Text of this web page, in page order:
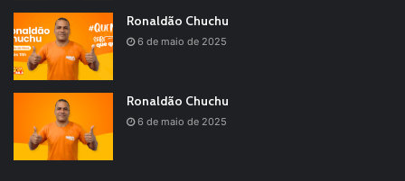
Ronaldão Chuchu
6 de maio de 2025
Ronaldão Chuchu
6 de maio de 2025